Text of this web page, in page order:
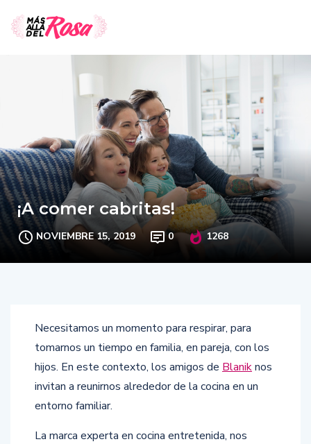
¡A comer cabritas!
NOVIEMBRE 15, 2019 0 1268
Necesitamos un momento para respirar, para
tomarnos un tiempo en familia, en pareja, con los
hijos. En este contexto, los amigos de Blaniknos
invitan a reunirnos alrededor de la cocina en un
entorno familiar.
La marca experta en cocina entretenida, nos